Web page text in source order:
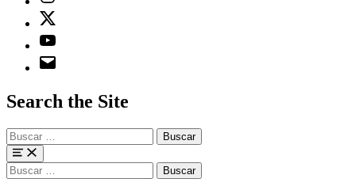
Twitter
Youtube
Email
Search the Site
Buscar
para:
Menu
Buscar
para: